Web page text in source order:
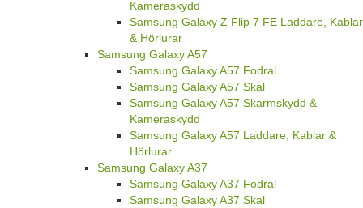
Kameraskydd
Samsung Galaxy Z Flip 7 FE Laddare, Kablar
& Hörlurar
Samsung Galaxy A57
Samsung Galaxy A57 Fodral
Samsung Galaxy A57 Skal
Samsung Galaxy A57 Skärmskydd &
Kameraskydd
Samsung Galaxy A57 Laddare, Kablar &
Hörlurar
Samsung Galaxy A37
Samsung Galaxy A37 Fodral
Samsung Galaxy A37 Skal